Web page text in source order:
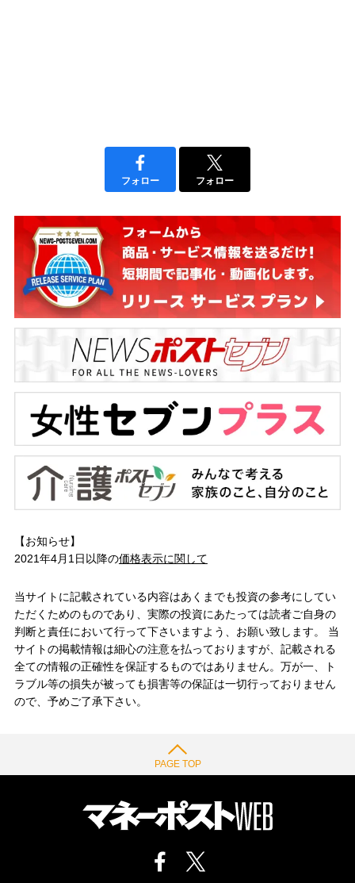
フォロー フォロー
【お知らせ】
2021年4月1日以降の価格表示に関して
当サイトに記載されている内容はあくまでも投資の参考にしてい
ただくためのものであり、実際の投資にあたっては読者ご自身の
判断と責任において行って下さいますよう、お願い致します。 当
サイトの掲載情報は細心の注意を払っておりますが、記載される
全ての情報の正確性を保証するものではありません。万が一、ト
ラブル等の損失が被っても損害等の保証は一切行っておりません
ので、予めご了承下さい。
PAGE TOP